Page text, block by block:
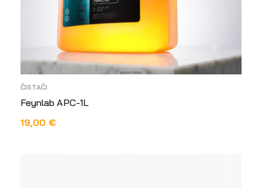
ČISTAČI
Feynlab APC-1L
19,00 €